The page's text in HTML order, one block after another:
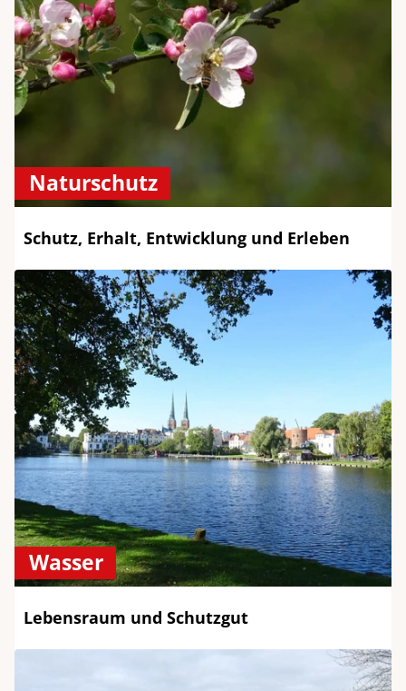
Naturschutz
Schutz, Erhalt, Entwicklung und Erleben
Wasser
Lebensraum und Schutzgut